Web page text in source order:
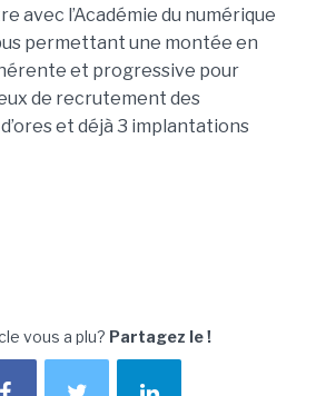
avec l’Académie du numérique
permettant une montée en
et progressive pour
de recrutement des
et déjà 3 implantations
vous a plu? Partagez le !